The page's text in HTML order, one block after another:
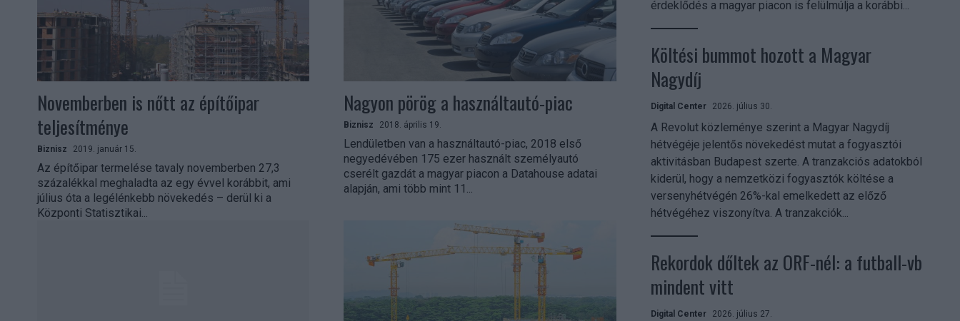
Novemberben is nőtt az építőipar
teljesítménye
Biznisz 2019. január 15.
Az építőipar termelése tavaly novemberben 27,3
százalékkal meghaladta az egy évvel korábbit, ami
július óta a legélénkebb növekedés – derül ki a
Központi Statisztikai...
Nagyon pörög a használtautó-piac
Biznisz 2018. április 19.
Lendületben van a használtautó-piac, 2018 első
negyedévében 175 ezer használt személyautó
cserélt gazdát a magyar piacon a Datahouse adatai
alapján, ami több mint 11...
érdeklődés a magyar piacon is felülmúlja a korábbi...
Költési bummot hozott a Magyar
Nagydíj
Digital Center 2026. július 30.
A Revolut közleménye szerint a Magyar Nagydíj
hétvégéje jelentős növekedést mutat a fogyasztói
aktivitásban Budapest szerte. A tranzakciós adatokból
kiderül, hogy a nemzetközi fogyasztók költése a
versenyhétvégén 26%-kal emelkedett az előző
hétvégéhez viszonyítva. A tranzakciók...
Rekordok dőltek az ORF-nél: a futball-vb
mindent vitt
Digital Center 2026. július 27.